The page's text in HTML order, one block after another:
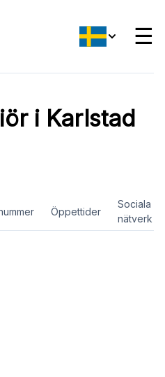
☰
i Karlstad
Öppettider
Sociala
nätverk